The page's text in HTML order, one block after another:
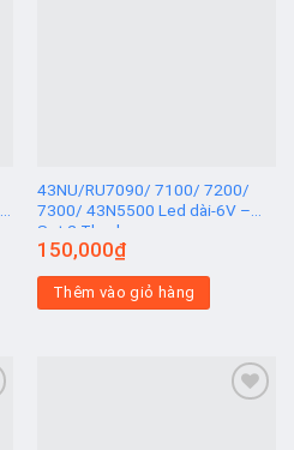
43NU/RU7090/ 7100/ 7200/
7300/ 43N5500 Led dài-6V –
Set 2 Thanh
150,000₫
Thêm vào giỏ hàng